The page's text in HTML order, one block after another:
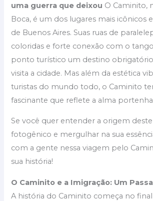
uma guerra que deixou O Caminito,
Boca, é um dos lugares mais icônicos
de Buenos Aires. Suas ruas de
coloridas e forte conexão com o
ponto turístico um destino
visita a cidade. Mas além da estética
turistas do mundo todo, o Caminito
fascinante que reflete a alma
Se você quer entender a origem
fotogênico e mergulhar na sua
com a gente nessa viagem pelo
sua história!
O Caminito e a Imigração: Um
A história do Caminito começa no